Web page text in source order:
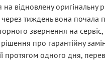
на відновлену оригінальну
через тиждень вона почала
звернення на
про гарантійну
протягом одного дня,